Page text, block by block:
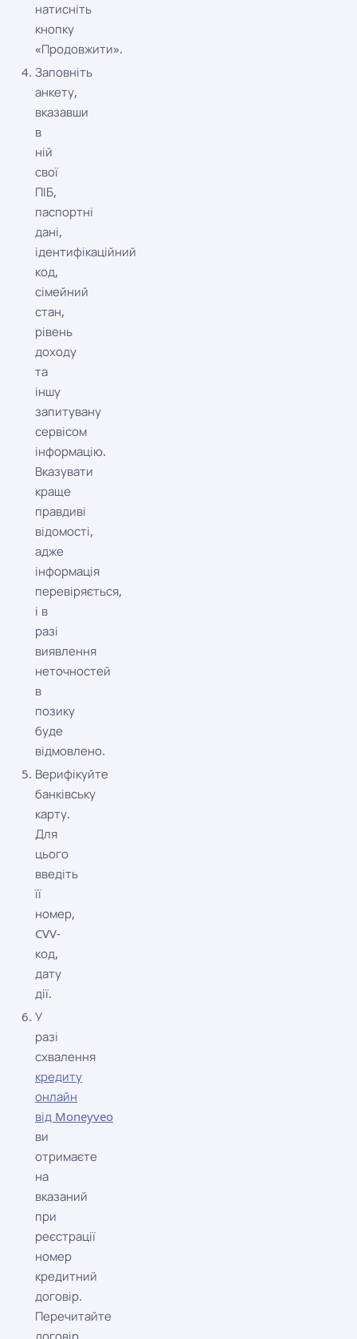
натисніть
кнопку
«Продовжити».
Заповніть
анкету,
вказавши
в
ній
свої
ПІБ,
паспортні
дані,
ідентифікаційний
код,
сімейний
стан,
рівень
доходу
та
іншу
запитувану
сервісом
інформацію.
Вказувати
краще
правдиві
відомості,
адже
інформація
перевіряється,
і в
разі
виявлення
неточностей
в
позику
буде
відмовлено.
Верифікуйте
банківську
карту.
Для
цього
введіть
її
номер,
CVV-
код,
дату
дії.
У
разі
схвалення
кредиту
онлайн
від Moneyveo
ви
отримаєте
на
вказаний
при
реєстрації
номер
кредитний
договір.
Перечитайте
договір,